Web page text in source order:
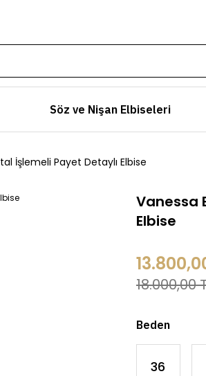
Söz ve Nişan Elbiseleri
İşlemeli Payet Detaylı Elbise
Vanessa
Elbise
18.000,00
Beden
36